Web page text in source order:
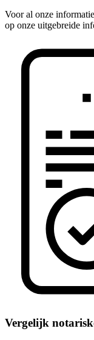
Voor al onze
op onze uitgebreide
Vergelijk